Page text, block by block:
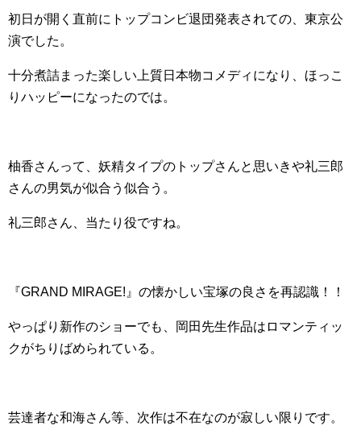
初日が開く直前にトップコンビ退団発表されての、東京公
演でした。
十分煮詰まった楽しい上質日本物コメディになり、ほっこ
りハッピーになったのでは。
柚香さんって、妖精タイプのトップさんと思いきや礼三郎
さんの男気が似合う似合う。
礼三郎さん、当たり役ですね。
『GRAND MIRAGE!』の懐かしい宝塚の良さを再認識！！
やっぱり新作のショーでも、岡田先生作品はロマンティッ
クがちりばめられている。
芸達者な和海さん等、次作は不在なのが寂しい限りです。